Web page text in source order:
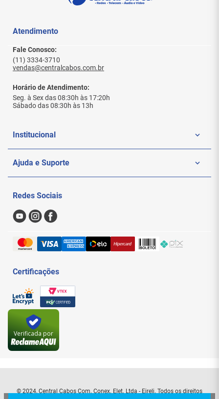
Atendimento
Fale Conosco:
(11) 3334-3710
vendas@centralcabos.com.br
Horário de Atendimento:
Seg. à Sex das 08:30h às 17:20h
Sábado das 08:30h às 13h
Institucional
Quem Somos
Nossas Lojas
Formas de Pagamento
Trocas e Devoluções
Ajuda e Suporte
Sac
Redes Sociais
Certificações
Verificada por
© 2024, Central Cabos Com. Conex. Elet. Ltda - Eireli. Todos os direitos